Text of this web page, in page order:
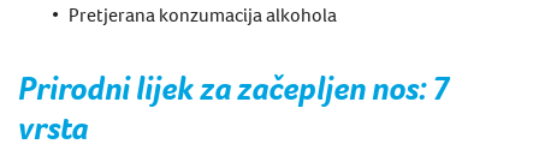
Pretjerana konzumacija alkohola
Prirodni lijek za začepljen nos: 7
vrsta